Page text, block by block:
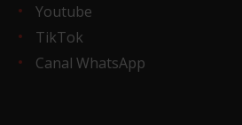
Youtube
TikTok
Canal WhatsApp